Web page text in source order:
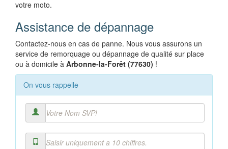
votre moto.
Assistance de dépannage
Contactez-nous en cas de panne. Nous vous assurons un
service de remorquage ou dépannage de qualité sur place
ou à domicile à Arbonne-la-Forêt (77630) !
On vous rappelle